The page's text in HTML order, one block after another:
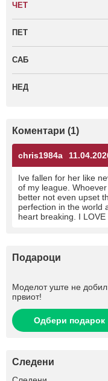
ЧЕТ
ПЕТ
САБ
НЕД
Коментари (1)
chris1984a
Ive fallen for her like
of my league.
better not even upset
perfection in the world
heart breaking. I LOVE
Подароци
Моделот уште не
првиот!
Одбери подарок
Следени